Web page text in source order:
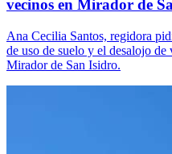
vecinos en Mirador de
Ana Cecilia Santos, regidora
de uso de suelo y el desalojo
Mirador de San Isidro.